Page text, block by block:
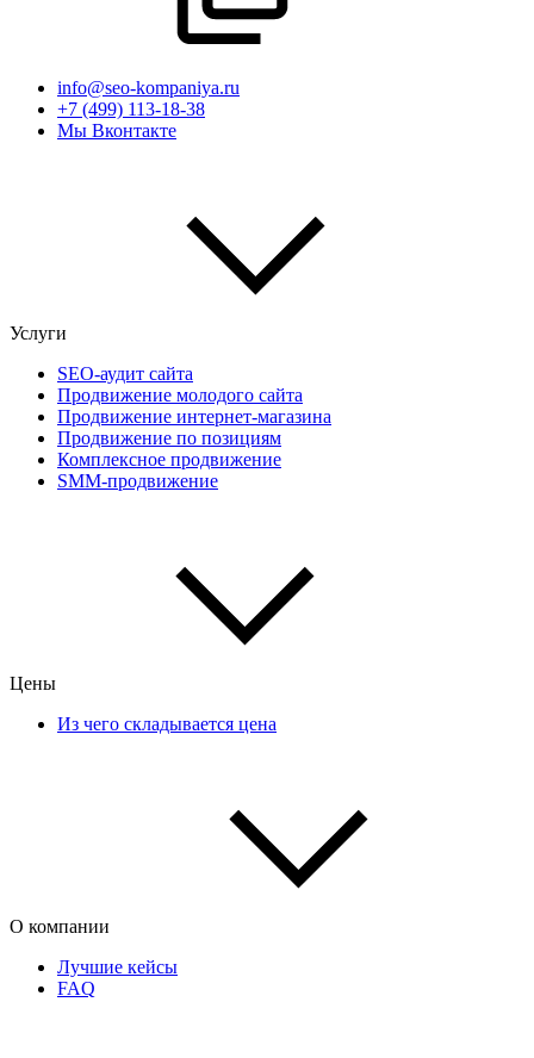
info@seo-kompaniya.ru
+7 (499) 113-18-38
Мы Вконтакте
Услуги
SEO-аудит сайта
Продвижение молодого сайта
Продвижение интернет-магазина
Продвижение по позициям
Комплексное продвижение
SMM-продвижение
Цены
Из чего складывается цена
О компании
Лучшие кейсы
FAQ